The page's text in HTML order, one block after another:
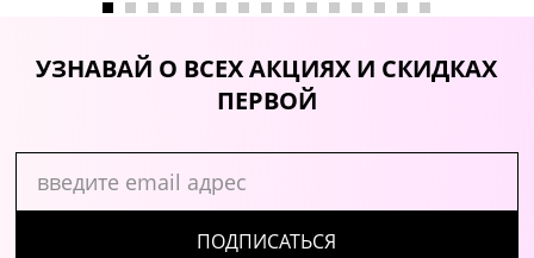
УЗНАВАЙ О ВСЕХ АКЦИЯХ И СКИДКАХ
ПЕРВОЙ
ПОДПИСАТЬСЯ